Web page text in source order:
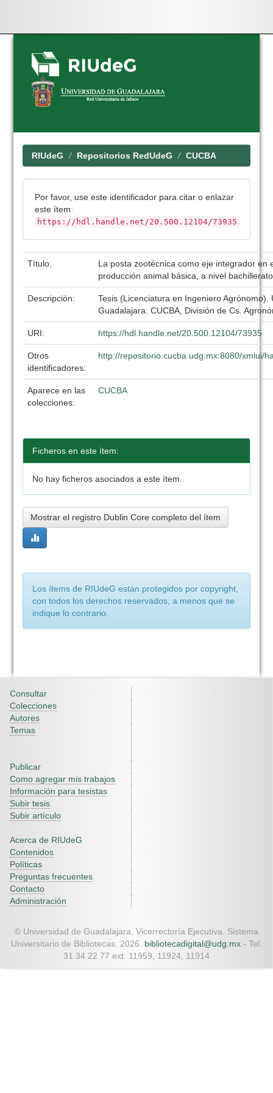
Skip
navigation
RIUdeG Repositorios RedUdeG CUCBA
Por favor, use este identificador para citar o enlazar
este ítem:
https://hdl.handle.net/20.500.12104/73935
Título:
La posta zootécnica como eje integrador en
producción animal básica, a nivel bachillerato
Descripción:
Tesis (Licenciatura en Ingeniero Agrónomo).
Guadalajara. CUCBA, División de Cs.
URI: https://hdl.handle.net/20.500.12104/73935
Otros
identificadores:
http://repositorio.cucba.udg.mx:8080/xmlui/
Aparece en las
colecciones:
CUCBA
Ficheros en este ítem:
No hay ficheros asociados a este ítem.
Mostrar el registro Dublin Core completo del ítem
Los ítems de RIUdeG están protegidos por copyright,
con todos los derechos reservados, a menos que se
indique lo contrario.
Consultar
Colecciones
Autores
Temas
Publicar
Como agregar mis trabajos
Información para tesistas
Subir tesis
Subir artículo
Acerca de RIUdeG
Contenidos
Políticas
Preguntas frecuentes
Contacto
Administración
© Universidad de Guadalajara. Vicerrectoría Ejecutiva. Sistema
Universitario de Bibliotecas. 2026. bibliotecadigital@udg.mx - Tel.
31 34 22 77 ext. 11959, 11924, 11914